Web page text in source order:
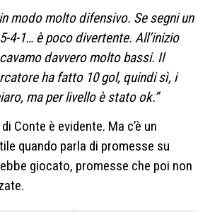
modo molto difensivo. Se segni un
4-1… è poco divertente. All’inizio
davvero molto bassi. Il
ha fatto 10 gol, quindi sì, i
ma per livello è stato ok.”
Conte è evidente. Ma c’è un
quando parla di promesse su
giocato, promesse che poi non